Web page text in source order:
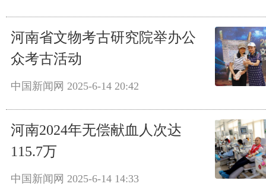
河南省文物考古研究院举办公
众考古活动
中国新闻网 2025-6-14 20:42
河南2024年无偿献血人次达
115.7万
中国新闻网 2025-6-14 14:33